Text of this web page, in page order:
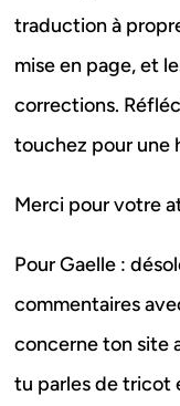
traduction à
mise en page, et
corrections.
touchez pour une
Merci pour votre
Pour Gaelle :
commentaires
concerne ton site
tu parles de tricot